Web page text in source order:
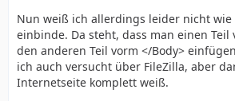
Nun weiß ich allerdings leider nicht
einbinde. Da steht, dass man einen Teil
den anderen Teil vorm </Body>
ich auch versucht über FileZilla, aber
Internetseite komplett weiß.